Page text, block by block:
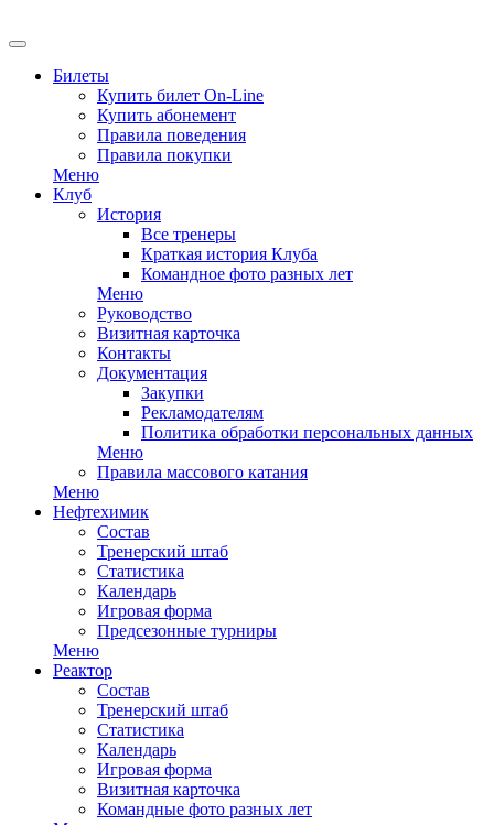
Билеты
Купить билет On-Line
Купить абонемент
Правила поведения
Правила покупки
Меню
Клуб
История
Все тренеры
Краткая история Клуба
Командное фото разных лет
Меню
Руководство
Визитная карточка
Контакты
Документация
Закупки
Рекламодателям
Политика обработки персональных данных
Меню
Правила массового катания
Меню
Нефтехимик
Состав
Тренерский штаб
Статистика
Календарь
Игровая форма
Предсезонные турниры
Меню
Реактор
Состав
Тренерский штаб
Статистика
Календарь
Игровая форма
Визитная карточка
Командные фото разных лет